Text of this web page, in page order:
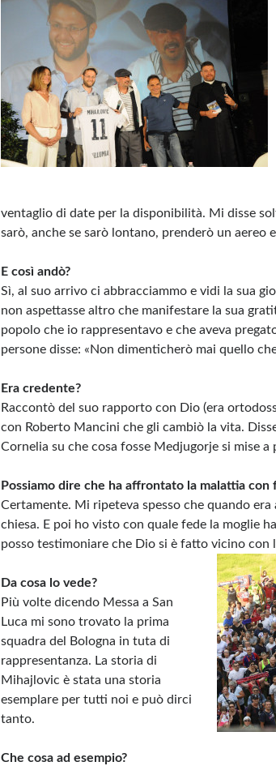
ventaglio di date per la disponibilità. Mi disse
sarò, anche se sarò lontano, prenderò un aereo
E così andò?
Sì, al suo arrivo ci abbracciammo e vidi la sua
non aspettasse altro che manifestare la sua
popolo che io rappresentavo e che aveva
persone disse: «Non dimenticherò mai quello
Era credente?
Raccontò del suo rapporto con Dio (era
con Roberto Mancini che gli cambiò la vita.
Cornelia su che cosa fosse Medjugorje si mise a
Possiamo dire che ha affrontato la malattia con
Certamente. Mi ripeteva spesso che quando
chiesa. E poi ho visto con quale fede la moglie
posso testimoniare che Dio si è fatto vicino con
Da cosa lo vede?
Più volte dicendo Messa a San
Luca mi sono trovato la prima
squadra del Bologna in tuta di
rappresentanza. La storia di
Mihajlovic è stata una storia
esemplare per tutti noi e può dirci
tanto.
Che cosa ad esempio?